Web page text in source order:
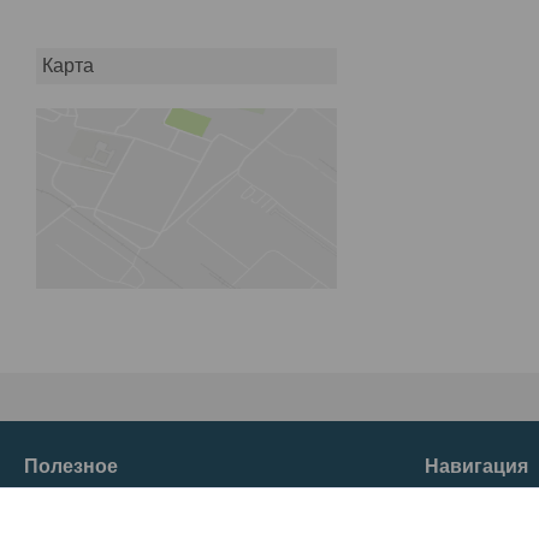
Карта
Полезное Навигация